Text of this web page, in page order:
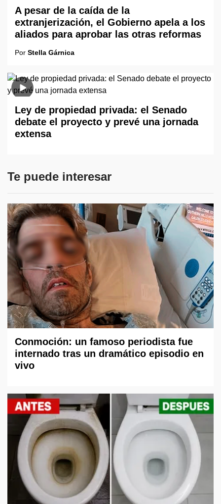
A pesar de la caída de la
extranjerización, el Gobierno apela a los
aliados para aprobar las otras reformas
Por Stella Gárnica
Ley de propiedad privada: el Senado
debate el proyecto y prevé una jornada
extensa
Te puede interesar
Conmoción: un famoso periodista fue
internado tras un dramático episodio en
vivo